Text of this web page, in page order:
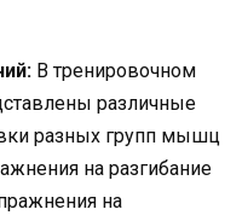
В тренировочном
различные
разных групп мышц
на разгибание
на